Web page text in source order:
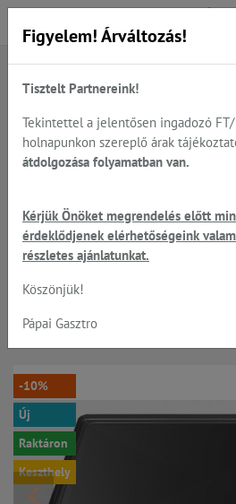
Főoldal Termékek
UNOX - látványsütők, tepsik,
UNOX - tepsik, rácsok 460*330 és
UNOX TG460
600*400 mm
NonStick bev.
STICK sütő tepsi
-10%
Új
Raktáron
Keszthely
Figyelem! Árváltozás!
Tisztelt Partnereink!
Tekintettel a jelentősen ingadozó FT/
holnapunkon szereplő árak
átdolgozása folyamatban van.
Kérjük Önöket megrendelés előtt
érdeklődjenek elérhetőségeink
részletes ajánlatunkat.
Köszönjük!
Pápai Gasztro